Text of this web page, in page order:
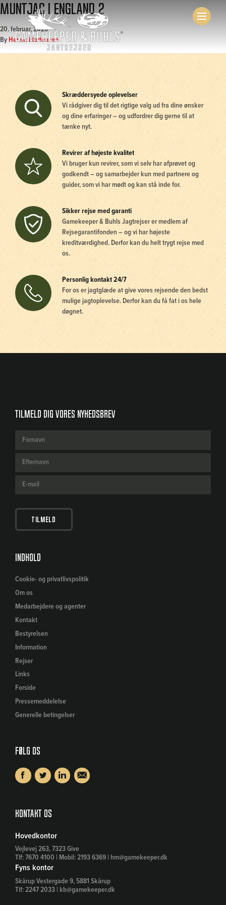
Muntjac i England 2
20. februar, 2020
ByHenrik Mortensen
Skræddersyede oplevelser
Vi rådgiver dig til det rigtige valg ud fra dine ønsker
og dine erfaringer – og udfordrer dig gerne til at
tænke nyt.
Revirer af højeste kvalitet
Vi bruger kun revirer, som vi selv har afprøvet og
godkendt – og samarbejder kun med partnere og
guider, som vi har mødt og kan stå inde for.
Sikker rejse med garanti
Gamekeeper & Buhls Jagtrejser er medlem af
Rejsegarantifonden – og vi har højeste
kreditværdighed. Derfor kan du helt trygt rejse med
os.
Personlig kontakt 24/7
For os er jagtglæde at give vores rejsende den bedst
mulige jagtoplevelse. Derfor kan du få fat i os hele
døgnet.
Tilmeld dig vores nyhedsbrev
Indhold
Cookie- og privatlivspolitik
Om os
Medarbejdere og agenter
Kontakt
Bestyrelsen
Information
Rejser
Links
Forside
Pressemeddelelse
Generelle betingelser
Følg os
Kontakt os
Hovedkontor
Vejlevej 263, 7323 Give
Tlf: 7670 4100 | Mobil: 2193 6369 | hm@gamekeeper.dk
Fyns kontor
Skårup Vestergade 9, 5881 Skårup
Tlf: 2247 2033 | kb@gamekeeper.dk